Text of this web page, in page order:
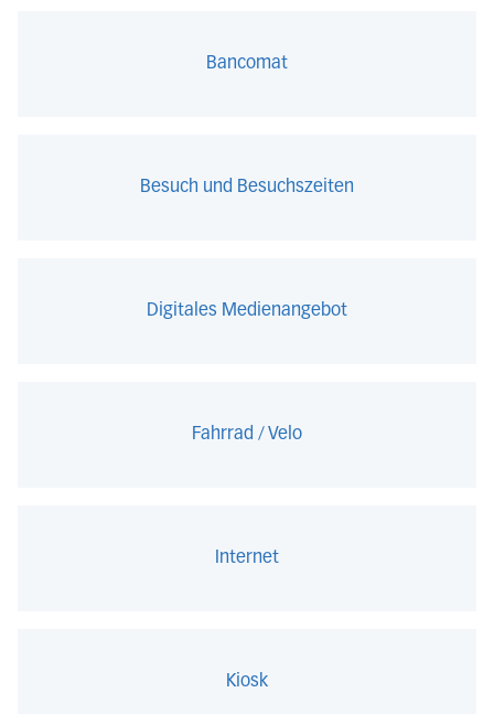
Bancomat
Besuch und Besuchszeiten
Digitales Medienangebot
Fahrrad / Velo
Internet
Kiosk